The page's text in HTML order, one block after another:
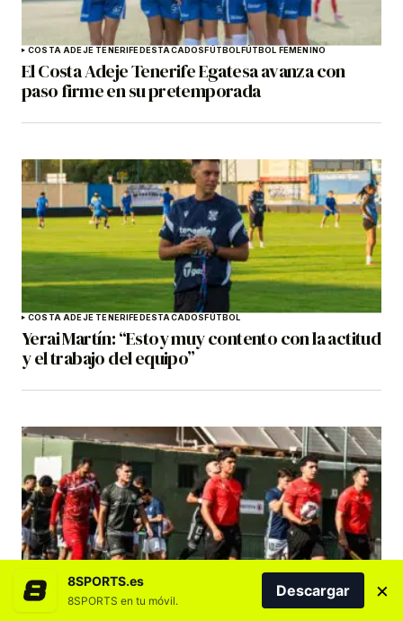
COSTA ADEJE TENERIFEDESTACADOSFÚTBOLFÚTBOL FEMENINO
El Costa Adeje Tenerife Egatesa avanza con
paso firme en su pretemporada
COSTA ADEJE TENERIFEDESTACADOSFÚTBOL
Yerai Martín: “Estoy muy contento con la actitud
y el trabajo del equipo”
DESTACADOSFÚTBOLGRAN CANARIA
TERCERA RFEF Y REGIONALES
El Atlético Unión Güímar toma ventaja en la
8SPORTS.es
8SPORTS en tu móvil.
Descargar ×